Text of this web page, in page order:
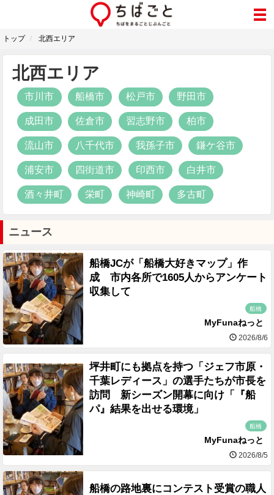
トップ 北西エリア
北西エリア
市川市 船橋市 松戸市 野田市
成田市 佐倉市 習志野市 柏市
流山市 八千代市 我孫子市 鎌ケ谷市
浦安市 四街道市 印西市 白井市
酒々井町 栄町 神崎町 多古町
ニュース
船橋JCが「船橋大好きマップ」作
成 市内各所で1605人からアンケート
収集して
船橋
MyFunaねっと
2026/8/6
坪井町にも拠点を持つ「ジェフ市原・
千葉レディース」の選手たちが市長を
訪問 新シーズン開幕に向け「『船
パ』結果を出せる環境」
船橋
MyFunaねっと
2026/8/5
船橋の路地裏にコンテスト受賞の職人